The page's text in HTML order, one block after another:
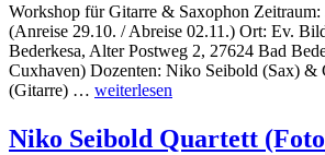
Workshop für Gitarre & Saxophon Zeitraum:
(Anreise 29.10. / Abreise 02.11.) Ort: Ev.
Bederkesa, Alter Postweg 2, 27624 Bad
Cuxhaven) Dozenten: Niko Seibold (Sax) &
(Gitarre) … weiterlesen
Niko Seibold Quartett